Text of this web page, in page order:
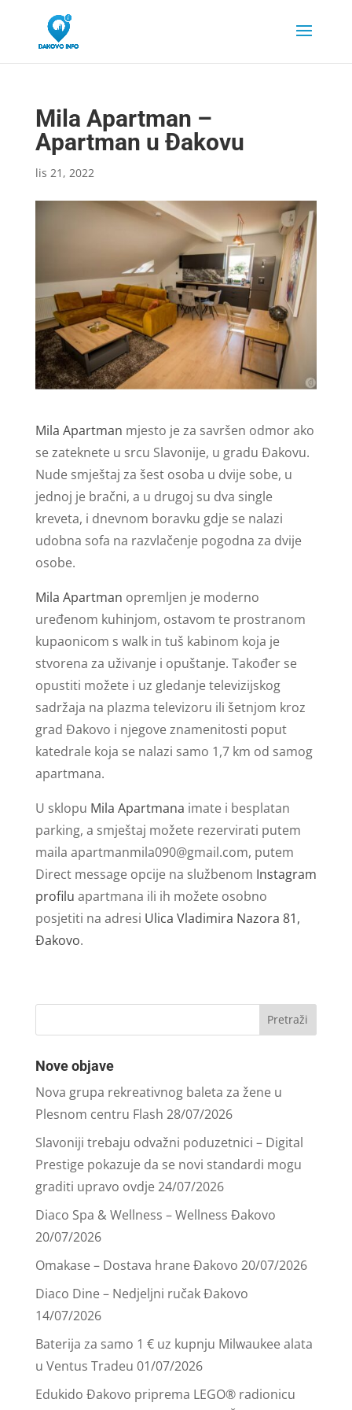
Mila Apartman –
Apartman u Đakovu
lis 21, 2022
Mila Apartman mjesto je za savršen odmor ako
se zateknete u srcu Slavonije, u gradu Đakovu.
Nude smještaj za šest osoba u dvije sobe, u
jednoj je bračni, a u drugoj su dva single
kreveta, i dnevnom boravku gdje se nalazi
udobna sofa na razvlačenje pogodna za dvije
osobe.
Mila Apartman opremljen je moderno
uređenom kuhinjom, ostavom te prostranom
kupaonicom s walk in tuš kabinom koja je
stvorena za uživanje i opuštanje. Također se
opustiti možete i uz gledanje televizijskog
sadržaja na plazma televizoru ili šetnjom kroz
grad Đakovo i njegove znamenitosti poput
katedrale koja se nalazi samo 1,7 km od samog
apartmana.
U sklopu Mila Apartmana imate i besplatan
parking, a smještaj možete rezervirati putem
maila apartmanmila090@gmail.com, putem
Direct message opcije na službenom Instagram
profilu apartmana ili ih možete osobno
posjetiti na adresi Ulica Vladimira Nazora 81,
Đakovo.
Nove objave
Nova grupa rekreativnog baleta za žene u
Plesnom centru Flash 28/07/2026
Slavoniji trebaju odvažni poduzetnici – Digital
Prestige pokazuje da se novi standardi mogu
graditi upravo ovdje24/07/2026
Diaco Spa & Wellness – Wellness Đakovo
20/07/2026
Omakase – Dostava hrane Đakovo 20/07/2026
Diaco Dine – Nedjeljni ručak Đakovo
14/07/2026
Baterija za samo 1 € uz kupnju Milwaukee alata
u Ventus Tradeu 01/07/2026
Edukido Đakovo priprema LEGO® radionicu